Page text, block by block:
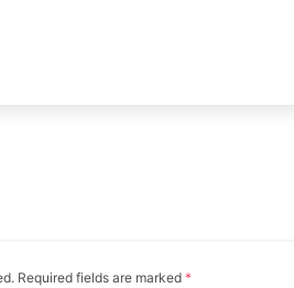
Required fields are marked *